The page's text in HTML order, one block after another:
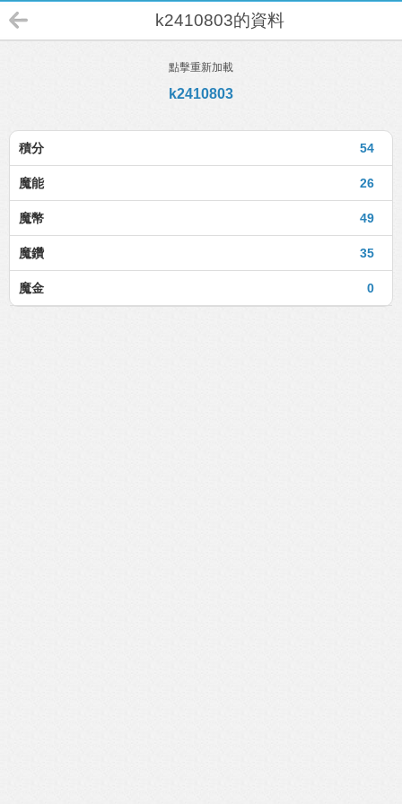
k2410803的資料
點擊重新加載
k2410803
54
積分
26
魔能
49
魔幣
35
魔鑽
0
魔金